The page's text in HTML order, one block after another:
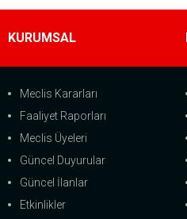
KURUMSAL
Meclis Kararları
Faaliyet Raporları
Meclis Üyeleri
Güncel Duyurular
Güncel İlanlar
Etkinlikler